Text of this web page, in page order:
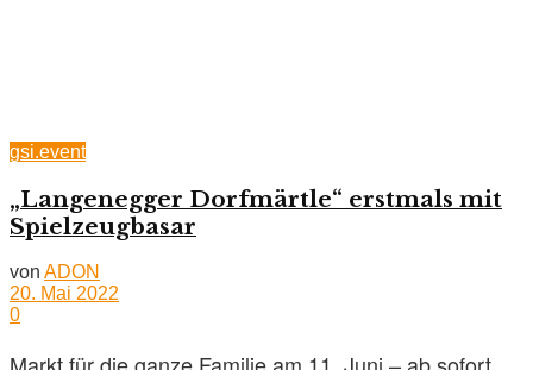
gsi.event
„Langenegger Dorfmärtle“ erstmals mit
Spielzeugbasar
von ADON
20. Mai 2022
0